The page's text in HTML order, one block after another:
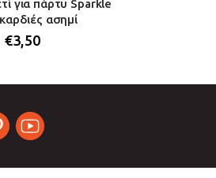
για πάρτυ Sparkle
καρδιές ασημί
€3,50